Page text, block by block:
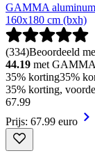
GAMMA aluminum
160x180 cm (bxh)
(334)Beoordeeld
44.19 met
35% korting35%
35% korting,
67.99
Prijs: 67.99 euro